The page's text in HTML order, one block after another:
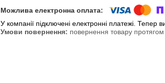
У компанії підключені електронні платежі.
повернення товару протягом